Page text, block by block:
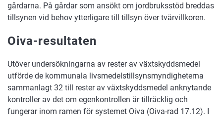
gårdarna. På gårdar som ansökt om jordbruksstöd breddas
tillsynen vid behov ytterligare till tillsyn över tvärvillkoren.
Oiva-resultaten
Utöver undersökningarna av rester av växtskyddsmedel
utförde de kommunala livsmedelstillsynsmyndigheterna
sammanlagt 32 till rester av växtskyddsmedel anknytande
kontroller av det om egenkontrollen är tillräcklig och
fungerar inom ramen för systemet Oiva (Oiva-rad 17.12). I